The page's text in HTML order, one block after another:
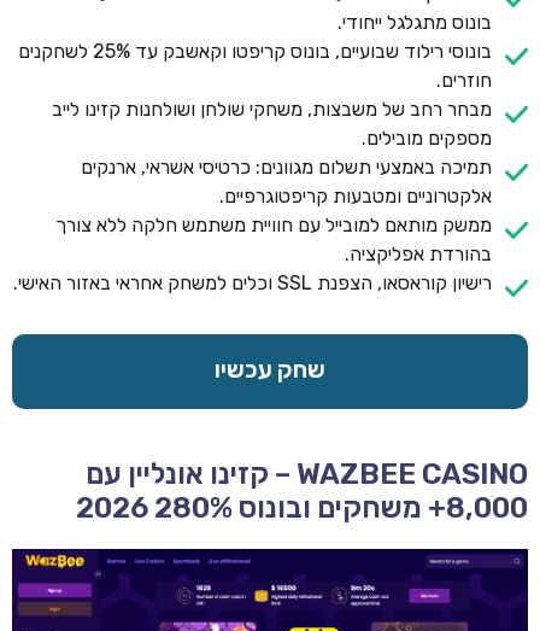
בונוס מתגלגל ייחודי.
בונוסי רילוד שבועיים, בונוס קריפטו וקאשבק עד 25% לשחקנים
חוזרים.
מבחר רחב של משבצות, משחקי שולחן ושולחנות קזינו לייב
מספקים מובילים.
תמיכה באמצעי תשלום מגוונים: כרטיסי אשראי, ארנקים
אלקטרוניים ומטבעות קריפטוגרפיים.
ממשק מותאם למובייל עם חוויית משתמש חלקה ללא צורך
בהורדת אפליקציה.
רישיון קוראסאו, הצפנת SSL וכלים למשחק אחראי באזור האישי.
שחק עכשיו
WAZBEE CASINO – קזינו אונליין עם
8,000+ משחקים ובונוס 280% 2026